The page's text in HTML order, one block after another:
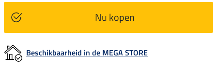
Nu kopen
Beschikbaarheid in de MEGA STORE